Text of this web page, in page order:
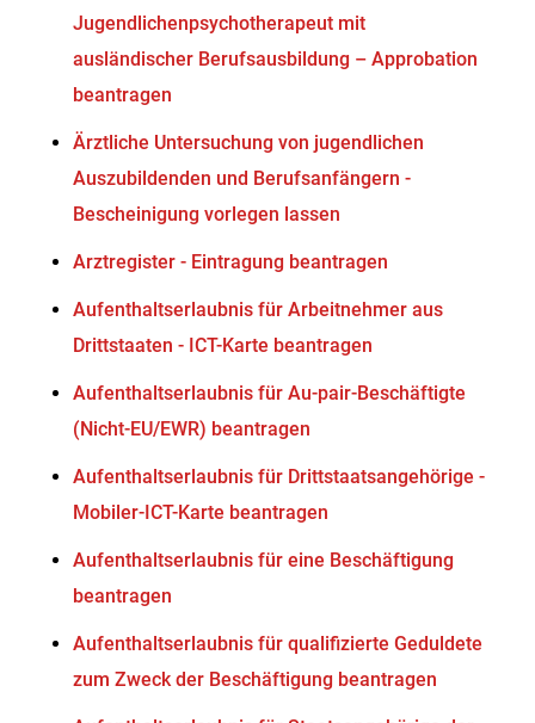
Jugendlichenpsychotherapeut mit
ausländischer Berufsausbildung – Approbation
beantragen
Ärztliche Untersuchung von jugendlichen
Auszubildenden und Berufsanfängern -
Bescheinigung vorlegen lassen
Arztregister - Eintragung beantragen
Aufenthaltserlaubnis für Arbeitnehmer aus
Drittstaaten - ICT-Karte beantragen
Aufenthaltserlaubnis für Au-pair-Beschäftigte
(Nicht-EU/EWR) beantragen
Aufenthaltserlaubnis für Drittstaatsangehörige -
Mobiler-ICT-Karte beantragen
Aufenthaltserlaubnis für eine Beschäftigung
beantragen
Aufenthaltserlaubnis für qualifizierte Geduldete
zum Zweck der Beschäftigung beantragen